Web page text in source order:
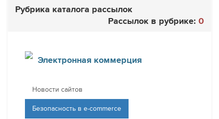
Рубрика каталога рассылок
Рассылок в рубрике: 0
Электронная коммерция
Новости сайтов
Безопасность в e-commerce